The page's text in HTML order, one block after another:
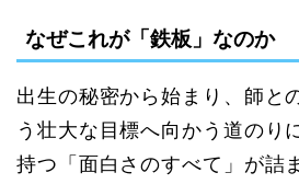
なぜこれが「鉄板」なのか
出生の秘密から始まり、師と
う壮大な目標へ向かう道のり
持つ「面白さのすべて」が詰